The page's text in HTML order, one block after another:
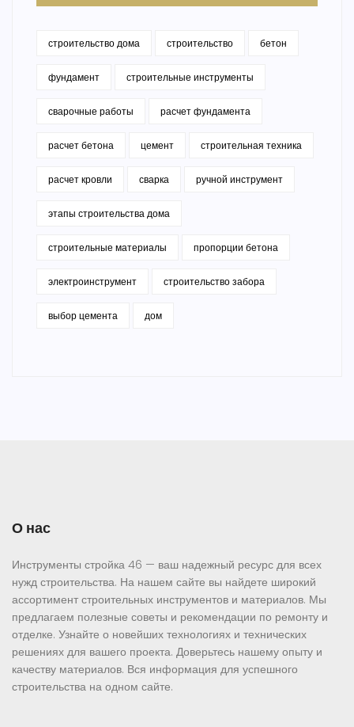
строительство дома строительство бетон
фундамент строительные инструменты
сварочные работы расчет фундамента
расчет бетона цемент строительная техника
расчет кровли сварка ручной инструмент
этапы строительства дома
строительные материалы пропорции бетона
электроинструмент строительство забора
выбор цемента дом
О нас
Инструменты стройка 46 — ваш надежный ресурс для всех
нужд строительства. На нашем сайте вы найдете широкий
ассортимент строительных инструментов и материалов. Мы
предлагаем полезные советы и рекомендации по ремонту и
отделке. Узнайте о новейших технологиях и технических
решениях для вашего проекта. Доверьтесь нашему опыту и
качеству материалов. Вся информация для успешного
строительства на одном сайте.